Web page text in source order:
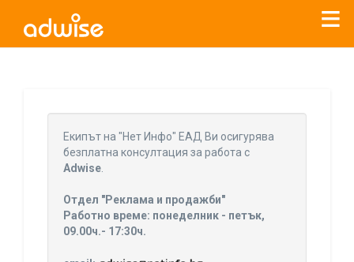
Уважаеми рекламодатели, с настоящото съобщение
бихме искали да Ви уведомим, че „Нет Инфо“ ЕАД (
прекратява услугата Adwiseсчитано от
г
Eкипът на "Нет Инфо" ЕАД Ви осигурява
безплатна консултация за работа с
Adwise.
Отдел "Реклама и продажби"
Работно време: понеделник - петък,
09.00ч.- 17:30ч.